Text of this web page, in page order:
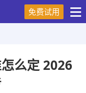
免费试用
么定 2026